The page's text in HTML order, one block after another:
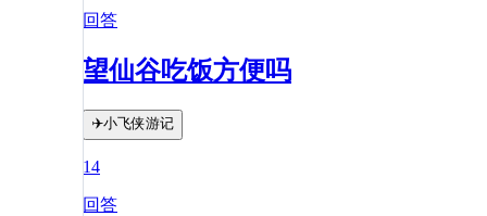
回答
望仙谷吃饭方便吗
✈️小飞侠游记
14
回答